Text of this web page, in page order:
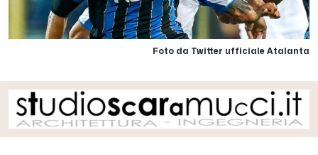
Foto da Twitter ufficiale Atalanta